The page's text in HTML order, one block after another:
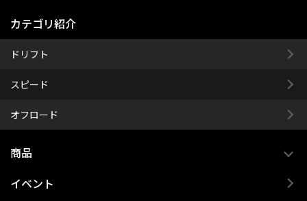
カテゴリ紹介
ドリフト
スピード
オフロード
商品
イベント